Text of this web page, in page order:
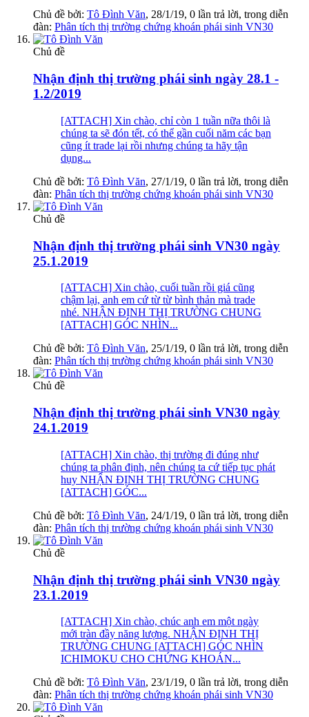
Chủ đề bởi: Tô Đình Văn, 28/1/19, 0 lần trả lời, trong diễn
đàn: Phân tích thị trường chứng khoán phái sinh VN30
Chủ đề
Nhận định thị trường phái sinh ngày 28.1 -
1.2/2019
[ATTACH] Xin chào, chỉ còn 1 tuần nữa thôi là
chúng ta sẽ đón tết, có thể gần cuối năm các bạn
cũng ít trade lại rồi nhưng chúng ta hãy tận
dụng...
Chủ đề bởi: Tô Đình Văn, 27/1/19, 0 lần trả lời, trong diễn
đàn: Phân tích thị trường chứng khoán phái sinh VN30
Chủ đề
Nhận định thị trường phái sinh VN30 ngày
25.1.2019
[ATTACH] Xin chào, cuối tuần rồi giá cũng
chậm lại, anh em cứ từ từ bình thản mà trade
nhé. NHẬN ĐỊNH THỊ TRƯỜNG CHUNG
[ATTACH] GÓC NHÌN...
Chủ đề bởi: Tô Đình Văn, 25/1/19, 0 lần trả lời, trong diễn
đàn: Phân tích thị trường chứng khoán phái sinh VN30
Chủ đề
Nhận định thị trường phái sinh VN30 ngày
24.1.2019
[ATTACH] Xin chào, thị trường đi đúng như
chúng ta phân định, nên chúng ta cứ tiếp tục phát
huy NHẬN ĐỊNH THỊ TRƯỜNG CHUNG
[ATTACH] GÓC...
Chủ đề bởi: Tô Đình Văn, 24/1/19, 0 lần trả lời, trong diễn
đàn: Phân tích thị trường chứng khoán phái sinh VN30
Chủ đề
Nhận định thị trường phái sinh VN30 ngày
23.1.2019
[ATTACH] Xin chào, chúc anh em một ngày
mới tràn đầy năng lượng. NHẬN ĐỊNH THỊ
TRƯỜNG CHUNG [ATTACH] GÓC NHÌN
ICHIMOKU CHO CHỨNG KHOÁN...
Chủ đề bởi: Tô Đình Văn, 23/1/19, 0 lần trả lời, trong diễn
đàn: Phân tích thị trường chứng khoán phái sinh VN30